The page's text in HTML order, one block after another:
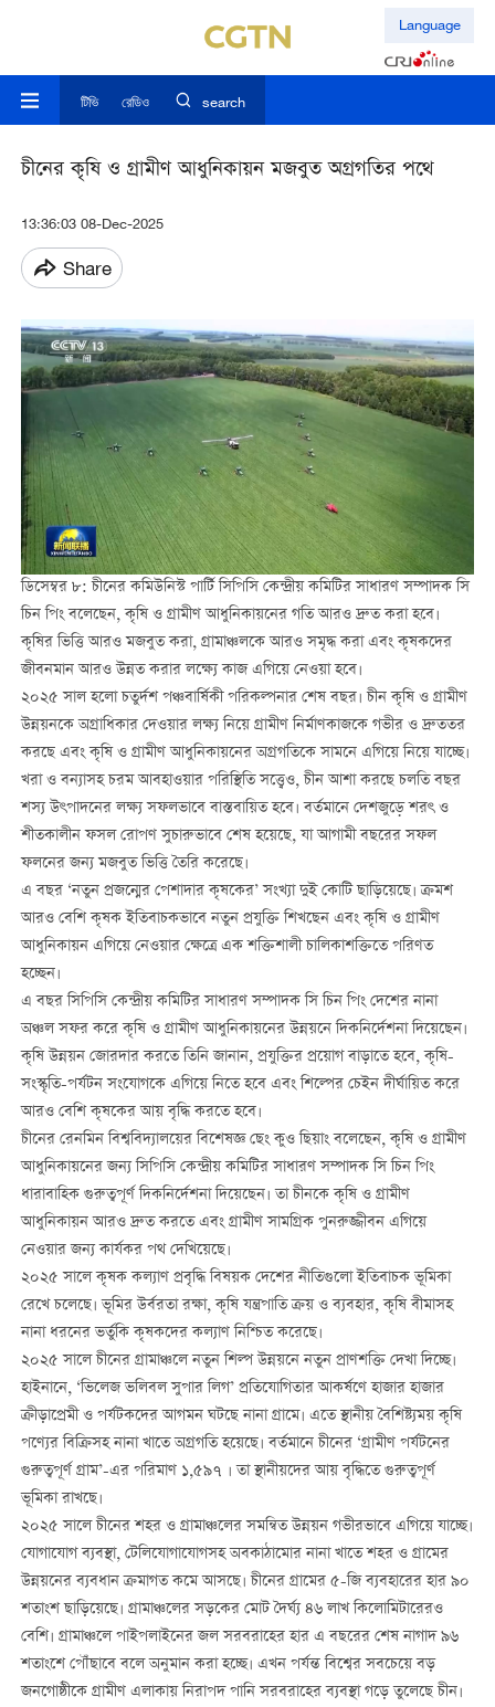
Language
টিভি রেডিও search
চীনের কৃষি ও গ্রামীণ আধুনিকায়ন মজবুত অগ্রগতির পথে
13:36:03 08-Dec-2025
Share
ডিসেম্বর ৮: চীনের কমিউনিস্ট পার্টি সিপিসি কেন্দ্রীয় কমিটির সাধারণ সম্পাদক সি
চিন পিং বলেছেন, কৃষি ও গ্রামীণ আধুনিকায়নের গতি আরও দ্রুত করা হবে।
কৃষির ভিত্তি আরও মজবুত করা, গ্রামাঞ্চলকে আরও সমৃদ্ধ করা এবং কৃষকদের
জীবনমান আরও উন্নত করার লক্ষ্যে কাজ এগিয়ে নেওয়া হবে।
২০২৫ সাল হলো চতুর্দশ পঞ্চবার্ষিকী পরিকল্পনার শেষ বছর। চীন কৃষি ও গ্রামীণ
উন্নয়নকে অগ্রাধিকার দেওয়ার লক্ষ্য নিয়ে গ্রামীণ নির্মাণকাজকে গভীর ও দ্রুততর
করছে এবং কৃষি ও গ্রামীণ আধুনিকায়নের অগ্রগতিকে সামনে এগিয়ে নিয়ে যাচ্ছে।
খরা ও বন্যাসহ চরম আবহাওয়ার পরিস্থিতি সত্ত্বেও, চীন আশা করছে চলতি বছর
শস্য উৎপাদনের লক্ষ্য সফলভাবে বাস্তবায়িত হবে। বর্তমানে দেশজুড়ে শরৎ ও
শীতকালীন ফসল রোপণ সুচারুভাবে শেষ হয়েছে, যা আগামী বছরের সফল
ফলনের জন্য মজবুত ভিত্তি তৈরি করেছে।
এ বছর ‘নতুন প্রজন্মের পেশাদার কৃষকের’ সংখ্যা দুই কোটি ছাড়িয়েছে। ক্রমশ
আরও বেশি কৃষক ইতিবাচকভাবে নতুন প্রযুক্তি শিখছেন এবং কৃষি ও গ্রামীণ
আধুনিকায়ন এগিয়ে নেওয়ার ক্ষেত্রে এক শক্তিশালী চালিকাশক্তিতে পরিণত
হচ্ছেন।
এ বছর সিপিসি কেন্দ্রীয় কমিটির সাধারণ সম্পাদক সি চিন পিং দেশের নানা
অঞ্চল সফর করে কৃষি ও গ্রামীণ আধুনিকায়নের উন্নয়নে দিকনির্দেশনা দিয়েছেন।
কৃষি উন্নয়ন জোরদার করতে তিনি জানান, প্রযুক্তির প্রয়োগ বাড়াতে হবে, কৃষি-
সংস্কৃতি-পর্যটন সংযোগকে এগিয়ে নিতে হবে এবং শিল্পের চেইন দীর্ঘায়িত করে
আরও বেশি কৃষকের আয় বৃদ্ধি করতে হবে।
চীনের রেনমিন বিশ্ববিদ্যালয়ের বিশেষজ্ঞ ছেং কুও ছিয়াং বলেছেন, কৃষি ও গ্রামীণ
আধুনিকায়নের জন্য সিপিসি কেন্দ্রীয় কমিটির সাধারণ সম্পাদক সি চিন পিং
ধারাবাহিক গুরুত্বপূর্ণ দিকনির্দেশনা দিয়েছেন। তা চীনকে কৃষি ও গ্রামীণ
আধুনিকায়ন আরও দ্রুত করতে এবং গ্রামীণ সামগ্রিক পুনরুজ্জীবন এগিয়ে
নেওয়ার জন্য কার্যকর পথ দেখিয়েছে।
২০২৫ সালে কৃষক কল্যাণ প্রবৃদ্ধি বিষয়ক দেশের নীতিগুলো ইতিবাচক ভূমিকা
রেখে চলেছে। ভূমির উর্বরতা রক্ষা, কৃষি যন্ত্রপাতি ক্রয় ও ব্যবহার, কৃষি বীমাসহ
নানা ধরনের ভর্তুকি কৃষকদের কল্যাণ নিশ্চিত করেছে।
২০২৫ সালে চীনের গ্রামাঞ্চলে নতুন শিল্প উন্নয়নে নতুন প্রাণশক্তি দেখা দিচ্ছে।
হাইনানে, ‘ভিলেজ ভলিবল সুপার লিগ’ প্রতিযোগিতার আকর্ষণে হাজার হাজার
ক্রীড়াপ্রেমী ও পর্যটকদের আগমন ঘটছে নানা গ্রামে। এতে স্থানীয় বৈশিষ্ট্যময় কৃষি
পণ্যের বিক্রিসহ নানা খাতে অগ্রগতি হয়েছে। বর্তমানে চীনের ‘গ্রামীণ পর্যটনের
গুরুত্বপূর্ণ গ্রাম’-এর পরিমাণ ১,৫৯৭ । তা স্থানীয়দের আয় বৃদ্ধিতে গুরুত্বপূর্ণ
ভূমিকা রাখছে।
২০২৫ সালে চীনের শহর ও গ্রামাঞ্চলের সমন্বিত উন্নয়ন গভীরভাবে এগিয়ে যাচ্ছে।
যোগাযোগ ব্যবস্থা, টেলিযোগাযোগসহ অবকাঠামোর নানা খাতে শহর ও গ্রামের
উন্নয়নের ব্যবধান ক্রমাগত কমে আসছে। চীনের গ্রামের ৫-জি ব্যবহারের হার ৯০
শতাংশ ছাড়িয়েছে। গ্রামাঞ্চলের সড়কের মোট দৈর্ঘ্য ৪৬ লাখ কিলোমিটারেরও
বেশি। গ্রামাঞ্চলে পাইপলাইনের জল সরবরাহের হার এ বছরের শেষ নাগাদ ৯৬
শতাংশে পৌঁছাবে বলে অনুমান করা হচ্ছে। এখন পর্যন্ত বিশ্বের সবচেয়ে বড়
জনগোষ্ঠীকে গ্রামীণ এলাকায় নিরাপদ পানি সরবরাহের ব্যবস্থা গড়ে তুলেছে চীন।